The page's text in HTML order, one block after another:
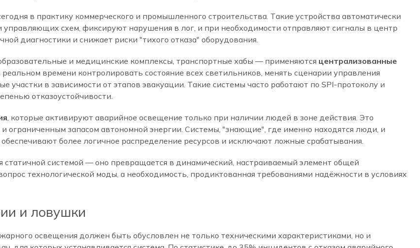
в практику коммерческого и промышленного строительства. Такие устройства автоматически
управляющих схем, фиксируют нарушения в лог, и при необходимости отправляют сигналы в центр
диагностики и снижает риски "тихого отказа" оборудования.
и медицинские комплексы, транспортные хабы — применяются централизованные
времени контролировать состояние всех светильников, менять сценарии управления
в зависимости от этапов эвакуации. Такие системы часто работают по SPI-протоколу и
отказоустойчивости.
, которые активируют аварийное освещение только при наличии людей в зоне действия. Это
ограниченным запасом автономной энергии. Системы, "знающие", где именно находятся люди, и
более логичное распределение ресурсов и исключают ложные срабатывания.
системой — оно превращается в динамический, настраиваемый элемент общей
технологической моды, а необходимость, продиктованная требованиями надёжности в условиях
и ловушки
освещения должен быть обусловлен не только техническими характеристиками, но и